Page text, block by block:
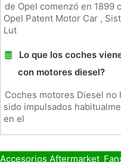
de Opel comenzó en 1899
Opel Patent Motor Car ,
Lut
Lo que los coches
con motores diesel?
Coches motores Diesel no
sido impulsados
en el
Accesorios Aftermarket